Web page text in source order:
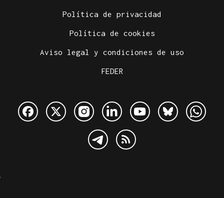
Política de privacidad
Política de cookies
Aviso legal y condiciones de uso
FEDER